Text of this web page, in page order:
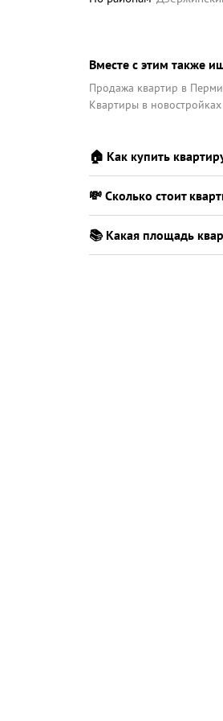
Вместе с этим также
Продажа квартир в Перми
Квартиры в
🏠 Как купить
💸 Сколько стоит
📚 Какая площадь